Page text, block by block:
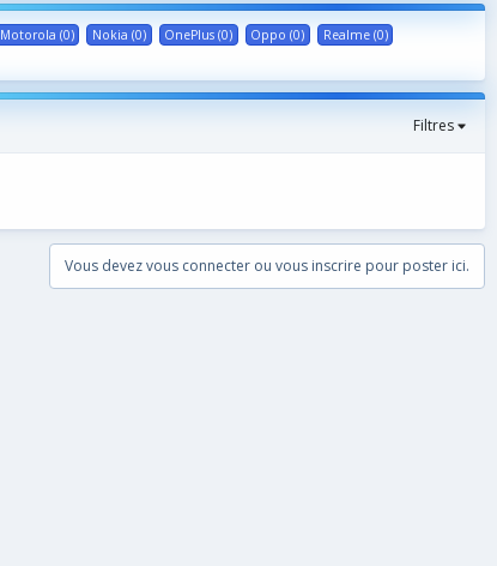
Motorola (0) Nokia (0) OnePlus (0) Oppo (0)
Realme (0)
Filtres
Vous devez vous connecter ou vous inscrire pour poster ici.